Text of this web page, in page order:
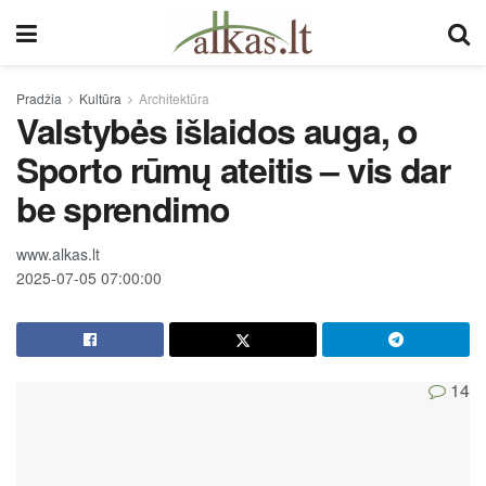
Pradžia Kultūra Architektūra
Valstybės išlaidos auga, o
Sporto rūmų ateitis – vis dar
be sprendimo
www.alkas.lt
2025-07-05 07:00:00
14